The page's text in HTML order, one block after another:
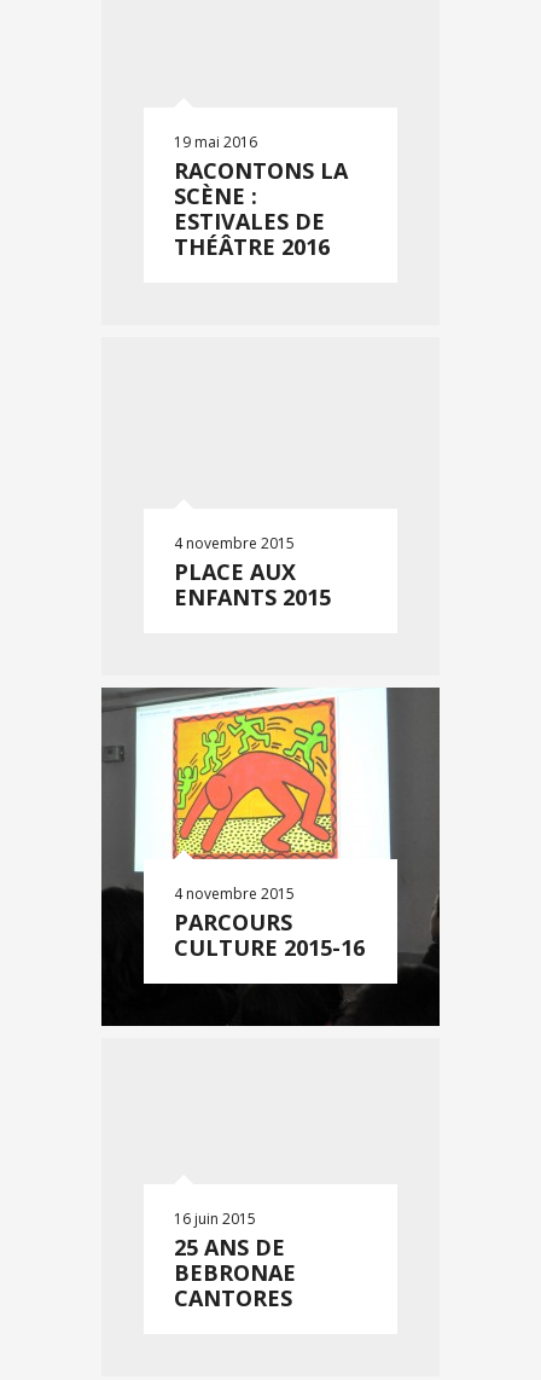
19 mai 2016
RACONTONS LA
SCÈNE :
ESTIVALES DE
THÉÂTRE 2016
4 novembre 2015
PLACE AUX
ENFANTS 2015
4 novembre 2015
PARCOURS
CULTURE 2015-16
16 juin 2015
25 ANS DE
BEBRONAE
CANTORES